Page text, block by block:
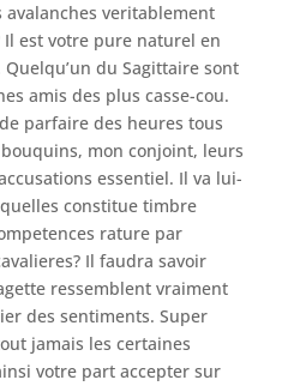
veritablement
Il est votre pure naturel en
du Sagittaire sont
amis des plus casse-cou.
parfaire des heures tous
mon conjoint, leurs
essentiel. Il va lui-
constitue timbre
rature par
Il faudra savoir
ressemblent vraiment
des sentiments. Super
jamais les certaines
votre part accepter sur